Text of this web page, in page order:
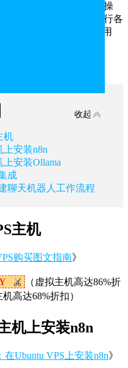
原本不可能完成的复杂操
你需要对这两个工具进行各
文主要介绍
使用
程。
收起
机
上安装n8n
上安装Ollama
成
聊天机器人工作流程
主机
购买图文指南》
（虚拟主机高达86%折
高达68%折扣）
机上安装n8n
在Ubuntu VPS上安装n8n》